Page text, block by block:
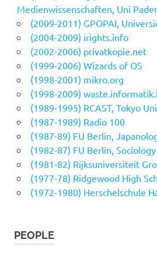
Medienwissenschaften, Uni
(2009-2011) GPOPAI,
(2004-2009) irights.info
(2002-2006) privatkopie.net
(1999-2006) Wizards of OS
(1998-2001) mikro.org
(1998-2009)
(1989-1995) RCAST, Tokyo
(1987-1989) Radio 100
(1987-89) FU Berlin,
(1982-87) FU Berlin, Sociology
(1981-82) Rijksuniversiteit
(1977-78) Ridgewood High
(1972-1980) Herschelschule
PEOPLE